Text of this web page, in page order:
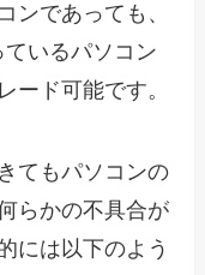
ンであっても、
いるパソコン
ード可能です。
てもパソコンの
らかの不具合が
には以下のよう